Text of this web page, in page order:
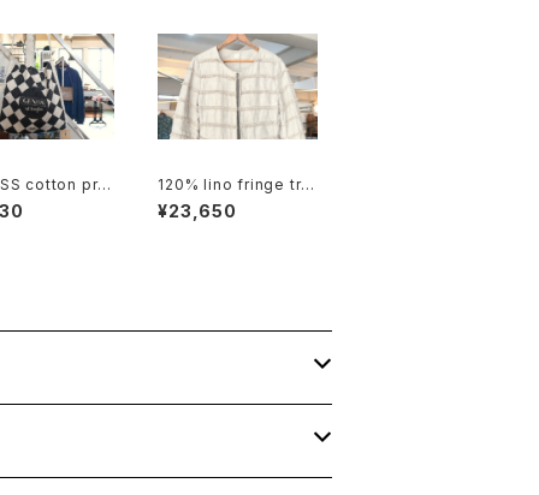
cotton pro
shoulder B
120% lino fringe tri
mmed collarless Ja
cket
¥23,650